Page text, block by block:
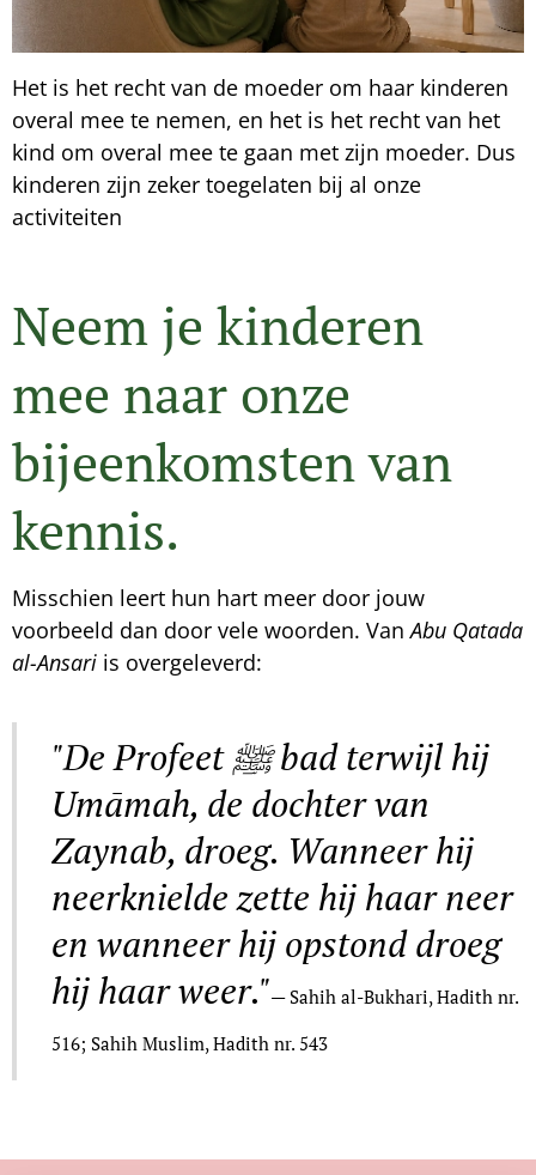
Het is het recht van de moeder om haar kinderen
overal mee te nemen, en het is het recht van het
kind om overal mee te gaan met zijn moeder. Dus
kinderen zijn zeker toegelaten bij al onze
activiteiten 💕
Neem je kinderen
mee naar onze
bijeenkomsten van
kennis.
Misschien leert hun hart meer door jouw
voorbeeld dan door vele woorden. VanAbu Qatada
al-Ansari is overgeleverd:
"De Profeet ﷺ bad terwijl hij
Umāmah, de dochter van
Zaynab, droeg. Wanneer hij
neerknielde zette hij haar neer
en wanneer hij opstond droeg
hij haar weer."— Sahih al-Bukhari, Hadith nr.
516; Sahih Muslim, Hadith nr. 543